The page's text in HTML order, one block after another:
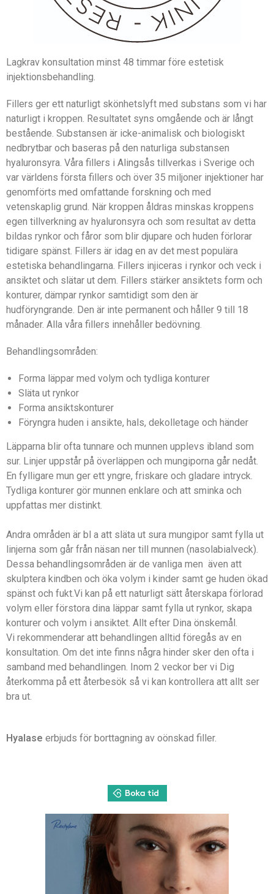
Lagkrav konsultation minst 48 timmar före estetisk
injektionsbehandling.
Fillers ger ett naturligt skönhetslyft med substans som vi har
naturligt i kroppen. Resultatet syns omgående och är långt
bestående. Substansen är icke-animalisk och biologiskt
nedbrytbar och baseras på den naturliga substansen
hyaluronsyra. Våra fillers i Alingsås tillverkas i Sverige och
var världens första fillers och över 35 miljoner injektioner har
genomförts med omfattande forskning och med
vetenskaplig grund. När kroppen åldras minskas kroppens
egen tillverkning av hyaluronsyra och som resultat av detta
bildas rynkor och fåror som blir djupare och huden förlorar
tidigare spänst. Fillers är idag en av det mest populära
estetiska behandlingarna. Fillers injiceras i rynkor och veck i
ansiktet och slätar ut dem. Fillers stärker ansiktets form och
konturer, dämpar rynkor samtidigt som den är
hudföryngrande. Den är inte permanent och håller 9 till 18
månader. Alla våra fillers innehåller bedövning.
Behandlingsområden:
Forma läppar med volym och tydliga konturer
Släta ut rynkor
Forma ansiktskonturer
Föryngra huden i ansikte, hals, dekolletage och händer
Läpparna blir ofta tunnare och munnen upplevs ibland som
sur. Linjer uppstår på överläppen och mungiporna går nedåt.
En fylligare mun ger ett yngre, friskare och gladare intryck.
Tydliga konturer gör munnen enklare och att sminka och
uppfattas mer distinkt.
Andra områden är bl a att släta ut sura mungipor samt fylla ut
linjerna som går från näsan ner till munnen (nasolabialveck).
Dessa behandlingsområden är de vanliga men även att
skulptera kindben och öka volym i kinder samt ge huden ökad
spänst och fukt.Vi kan på ett naturligt sätt återskapa förlorad
volym eller förstora dina läppar samt fylla ut rynkor, skapa
konturer och volym i ansiktet. Allt efter Dina önskemål.
Vi rekommenderar att behandlingen alltid föregås av en
konsultation. Om det inte finns några hinder sker den ofta i
samband med behandlingen. Inom 2 veckor ber vi Dig
återkomma på ett återbesök så vi kan kontrollera att allt ser
bra ut.
Hyalase erbjuds för borttagning av oönskad filler.